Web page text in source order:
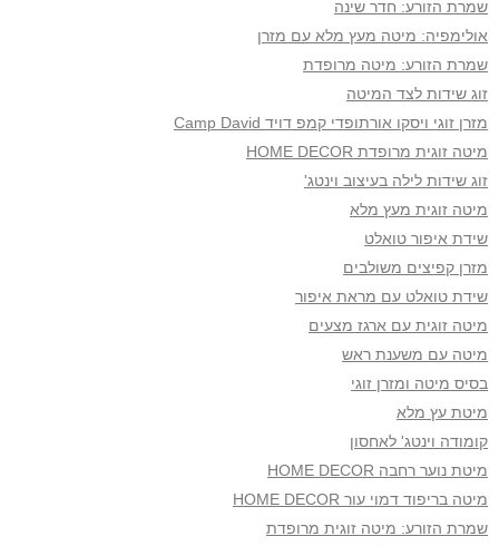
שמרת הזורע: חדר שינה
אולימפיה: מיטה מעץ מלא עם מזרן
שמרת הזורע: מיטה מרופדת
זוג שידות לצד המיטה
מזרן זוגי ויסקו אורתופדי קמפ דויד Camp David
מיטה זוגית מרופדת HOME DECOR
זוג שידות לילה בעיצוב וינטג'
מיטה זוגית מעץ מלא
שידת איפור טואלט
מזרן קפיצים משולבים
שידת טואלט עם מראת איפור
מיטה זוגית עם ארגז מצעים
מיטה עם משענת ראש
בסיס מיטה ומזרן זוגי
מיטת עץ מלא
קומודה וינטג' לאחסון
מיטת נוער רחבה HOME DECOR
מיטה בריפוד דמוי עור HOME DECOR
שמרת הזורע: מיטה זוגית מרופדת